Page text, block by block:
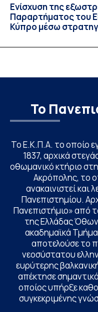
Ενίσχυση της
Παραρτήματος του
Κύπρο μέσω
Το
Το Ε.Κ.Π.Α. το οποίο
1837, αρχικά
οθωμανικό κτήριο
Ακρόπολης, το
ανακαινιστεί και
Πανεπιστημίου.
Πανεπιστήμιο» από
της Ελλάδας
ακαδημαϊκά
αποτελούσε το
νεοσύστατου
ευρύτερης
απέκτησε
οποίος υπήρξε
συγκεκριμένης